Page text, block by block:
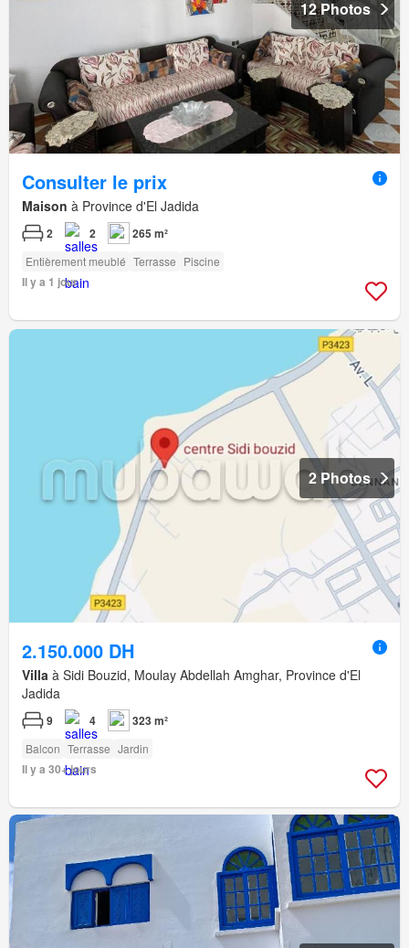
12 Photos
Consulter le prix
Maison à Province d'El Jadida
2 2 265 m²
Entièrement meublé Terrasse Piscine
Il y a 1 jour
2 Photos
2.150.000 DH
Villa à Sidi Bouzid, Moulay Abdellah Amghar, Province d'El
Jadida
9 4 323 m²
Balcon Terrasse Jardin
Il y a 30+ jours